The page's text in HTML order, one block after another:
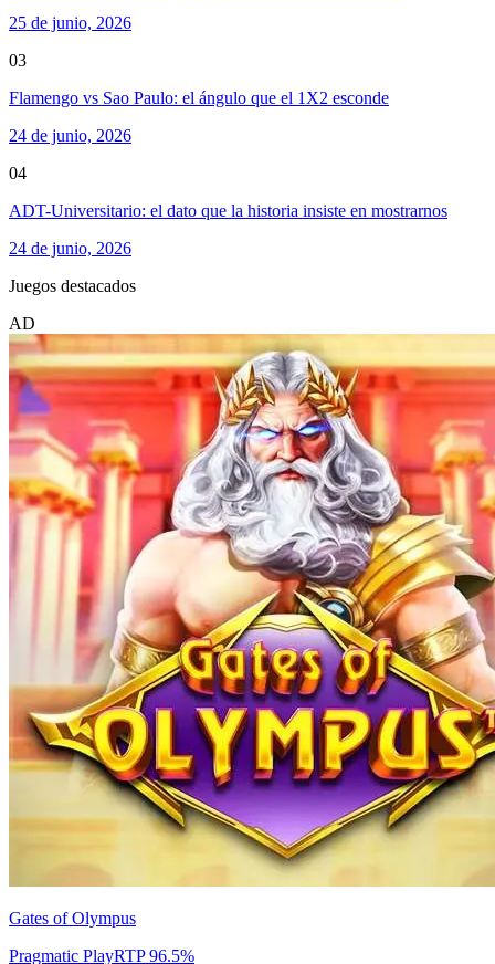
25 de junio, 2026
03
Flamengo vs Sao Paulo: el ángulo que el 1X2 esconde
24 de junio, 2026
04
ADT-Universitario: el dato que la historia insiste en mostrarnos
24 de junio, 2026
Juegos destacados
AD
Gates of Olympus
Pragmatic PlayRTP96.5%